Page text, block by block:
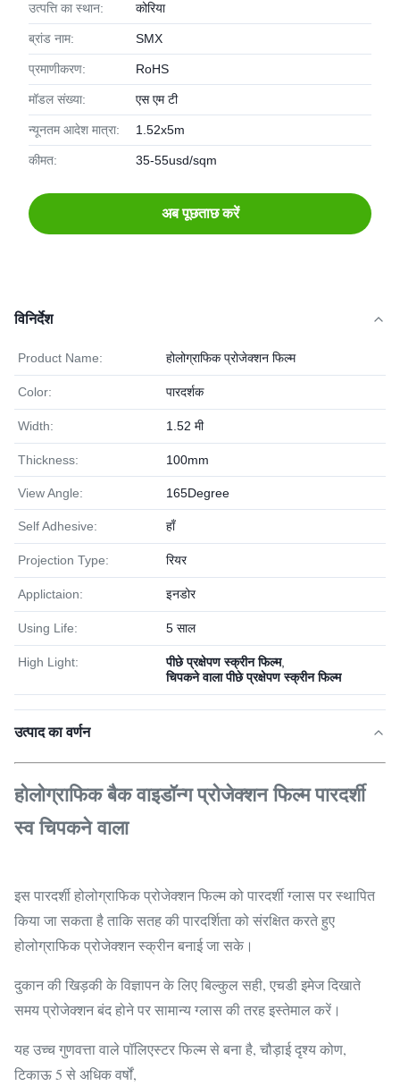
उत्पत्ति का स्थान: कोरिया
ब्रांड नाम: SMX
प्रमाणीकरण: RoHS
मॉडल संख्या: एस एम टी
न्यूनतम आदेश मात्रा: 1.52x5m
कीमत: 35-55usd/sqm
अब पूछताछ करें
विनिर्देश
Product Name: होलोग्राफिक प्रोजेक्शन फिल्म
Color: पारदर्शक
Width: 1.52 मी
Thickness: 100mm
View Angle: 165Degree
Self Adhesive: हाँ
Projection Type: रियर
Applictaion: इनडोर
Using Life: 5 साल
High Light: पीछे प्रक्षेपण स्क्रीन फिल्म,
चिपकने वाला पीछे प्रक्षेपण स्क्रीन फिल्म
उत्पाद का वर्णन
होलोग्राफिक बैक वाइडॉन्ग प्रोजेक्शन फिल्म पारदर्शी
स्व चिपकने वाला
इस पारदर्शी होलोग्राफिक प्रोजेक्शन फिल्म को पारदर्शी ग्लास पर स्थापित
किया जा सकता है ताकि सतह की पारदर्शिता को संरक्षित करते हुए
होलोग्राफिक प्रोजेक्शन स्क्रीन बनाई जा सके।
दुकान की खिड़की के विज्ञापन के लिए बिल्कुल सही, एचडी इमेज दिखाते
समय प्रोजेक्शन बंद होने पर सामान्य ग्लास की तरह इस्तेमाल करें।
यह उच्च गुणवत्ता वाले पॉलिएस्टर फिल्म से बना है, चौड़ाई दृश्य कोण,
टिकाऊ 5 से अधिक वर्षों,